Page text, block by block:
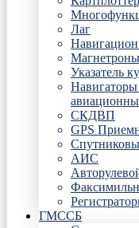
Лаг
Магнетроны
Указатель
СКДВП
GPS
АИС
ГМССБ